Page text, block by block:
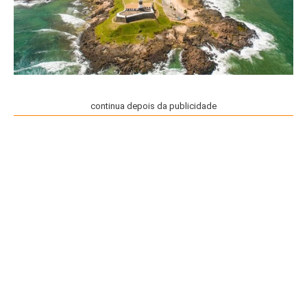
continua depois da publicidade